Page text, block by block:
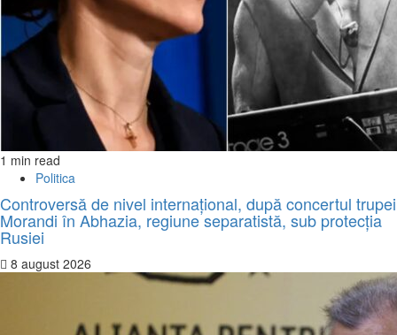
1 min read
Politica
Controversă de nivel internațional, după concertul trupei
Morandi în Abhazia, regiune separatistă, sub protecția
Rusiei
8 august 2026